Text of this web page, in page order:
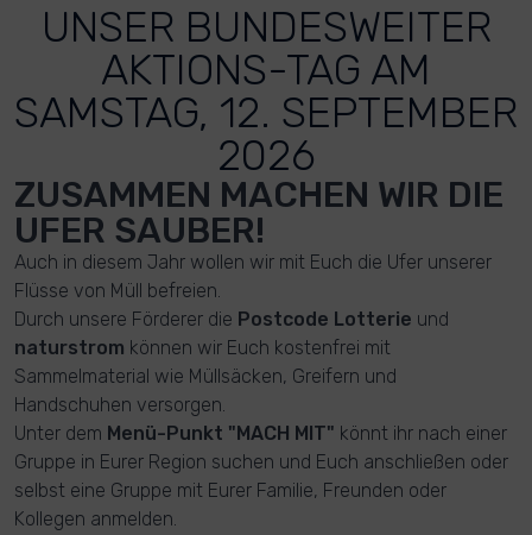
UNSER BUNDESWEITER
AKTIONS-TAG AM
SAMSTAG, 12. SEPTEMBER
2026
ZUSAMMEN MACHEN WIR DIE
UFER SAUBER!
Auch in diesem Jahr wollen wir mit Euch die Ufer unserer
Flüsse von Müll befreien.
Durch unsere Förderer die Postcode Lotterie und
naturstrom können wir Euch kostenfrei mit
Sammelmaterial wie Müllsäcken, Greifern und
Handschuhen versorgen.
Unter dem Menü-Punkt "MACH MIT" könnt ihr nach einer
Gruppe in Eurer Region suchen und Euch anschließen oder
selbst eine Gruppe mit Eurer Familie, Freunden oder
Kollegen anmelden.